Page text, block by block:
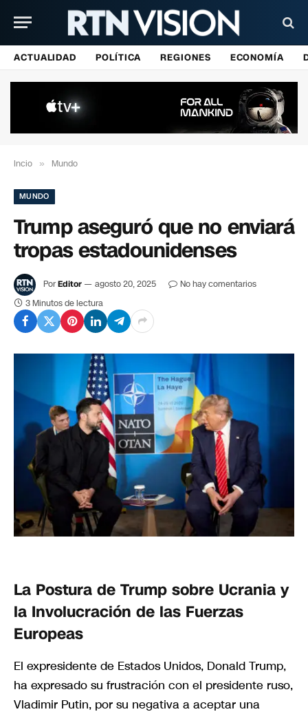
ACTUALIDAD POLÍTICA REGIONES ECONOMÍA
Incio » Mundo
MUNDO
Trump aseguró que no enviará
tropas estadounidenses
PorEditor agosto 20, 2025
No hay comentarios
3 Minutos de lectura
La Postura de Trump sobre Ucrania y
la Involucración de las Fuerzas
Europeas
El expresidente de Estados Unidos, Donald Trump,
ha expresado su frustración con el presidente ruso,
Vladimir Putin, por su negativa a aceptar una